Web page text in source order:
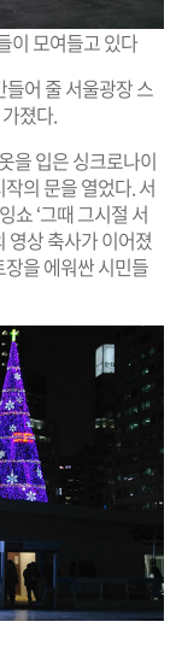
이 모여들고 있다
어 줄 서울광장 스
졌다.
을 입은 싱크로나이
의 문을 열었다. 서
쇼 ‘그때 그시절 서
영상 축사가 이어졌
을 에워싼 시민들